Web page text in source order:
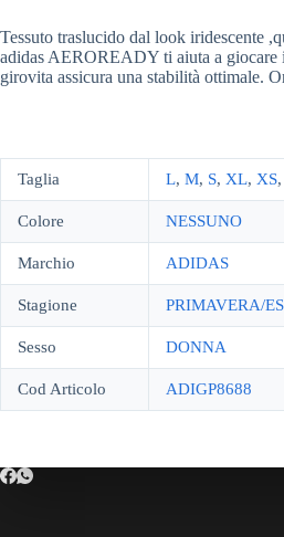
Tessuto traslucido dal look iridescente
adidas AEROREADY ti aiuta a giocare
girovita assicura una stabilità ottimale.
Taglia L, M, S, XL, XS,
Colore NESSUNO
Marchio ADIDAS
Stagione PRIMAVERA/
Sesso DONNA
Cod Articolo ADIGP8688